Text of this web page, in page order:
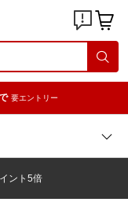
要エントリー
ント5倍